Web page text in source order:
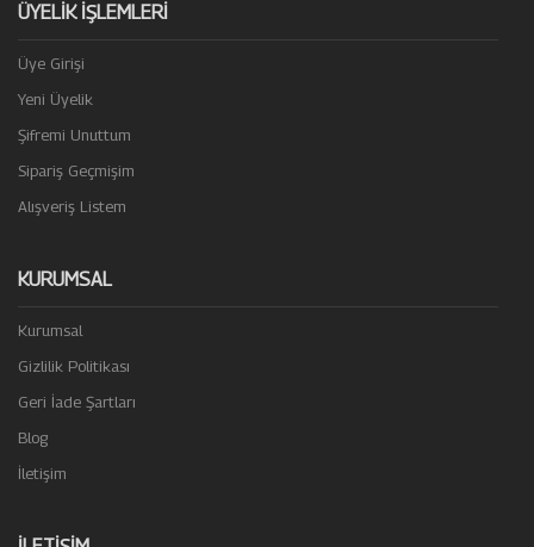
ÜYELİK İŞLEMLERİ
Üye Girişi
Yeni Üyelik
Şifremi Unuttum
Sipariş Geçmişim
Alışveriş Listem
KURUMSAL
Kurumsal
Gizlilik Politikası
Geri İade Şartları
Blog
İletişim